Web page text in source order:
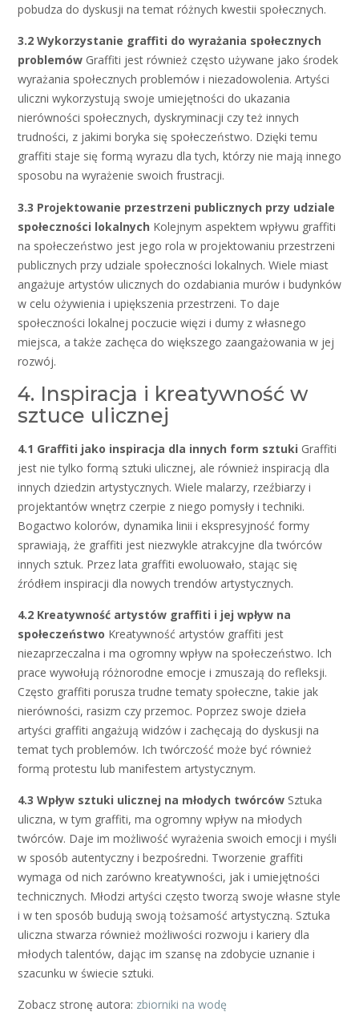
pobudza do dyskusji na temat różnych kwestii społecznych.
3.2 Wykorzystanie graffiti do wyrażania społecznych
problemów Graffiti jest również często używane jako środek
wyrażania społecznych problemów i niezadowolenia. Artyści
uliczni wykorzystują swoje umiejętności do ukazania
nierówności społecznych, dyskryminacji czy też innych
trudności, z jakimi boryka się społeczeństwo. Dzięki temu
graffiti staje się formą wyrazu dla tych, którzy nie mają innego
sposobu na wyrażenie swoich frustracji.
3.3 Projektowanie przestrzeni publicznych przy udziale
społeczności lokalnych Kolejnym aspektem wpływu graffiti
na społeczeństwo jest jego rola w projektowaniu przestrzeni
publicznych przy udziale społeczności lokalnych. Wiele miast
angażuje artystów ulicznych do ozdabiania murów i budynków
w celu ożywienia i upiększenia przestrzeni. To daje
społeczności lokalnej poczucie więzi i dumy z własnego
miejsca, a także zachęca do większego zaangażowania w jej
rozwój.
4. Inspiracja i kreatywność w
sztuce ulicznej
4.1 Graffiti jako inspiracja dla innych form sztuki Graffiti
jest nie tylko formą sztuki ulicznej, ale również inspiracją dla
innych dziedzin artystycznych. Wiele malarzy, rzeźbiarzy i
projektantów wnętrz czerpie z niego pomysły i techniki.
Bogactwo kolorów, dynamika linii i ekspresyjność formy
sprawiają, że graffiti jest niezwykle atrakcyjne dla twórców
innych sztuk. Przez lata graffiti ewoluowało, stając się
źródłem inspiracji dla nowych trendów artystycznych.
4.2 Kreatywność artystów graffiti i jej wpływ na
społeczeństwo Kreatywność artystów graffiti jest
niezaprzeczalna i ma ogromny wpływ na społeczeństwo. Ich
prace wywołują różnorodne emocje i zmuszają do refleksji.
Często graffiti porusza trudne tematy społeczne, takie jak
nierówności, rasizm czy przemoc. Poprzez swoje dzieła
artyści graffiti angażują widzów i zachęcają do dyskusji na
temat tych problemów. Ich twórczość może być również
formą protestu lub manifestem artystycznym.
4.3 Wpływ sztuki ulicznej na młodych twórców Sztuka
uliczna, w tym graffiti, ma ogromny wpływ na młodych
twórców. Daje im możliwość wyrażenia swoich emocji i myśli
w sposób autentyczny i bezpośredni. Tworzenie graffiti
wymaga od nich zarówno kreatywności, jak i umiejętności
technicznych. Młodzi artyści często tworzą swoje własne style
i w ten sposób budują swoją tożsamość artystyczną. Sztuka
uliczna stwarza również możliwości rozwoju i kariery dla
młodych talentów, dając im szansę na zdobycie uznanie i
szacunku w świecie sztuki.
Zobacz stronę autora: zbiorniki na wodę